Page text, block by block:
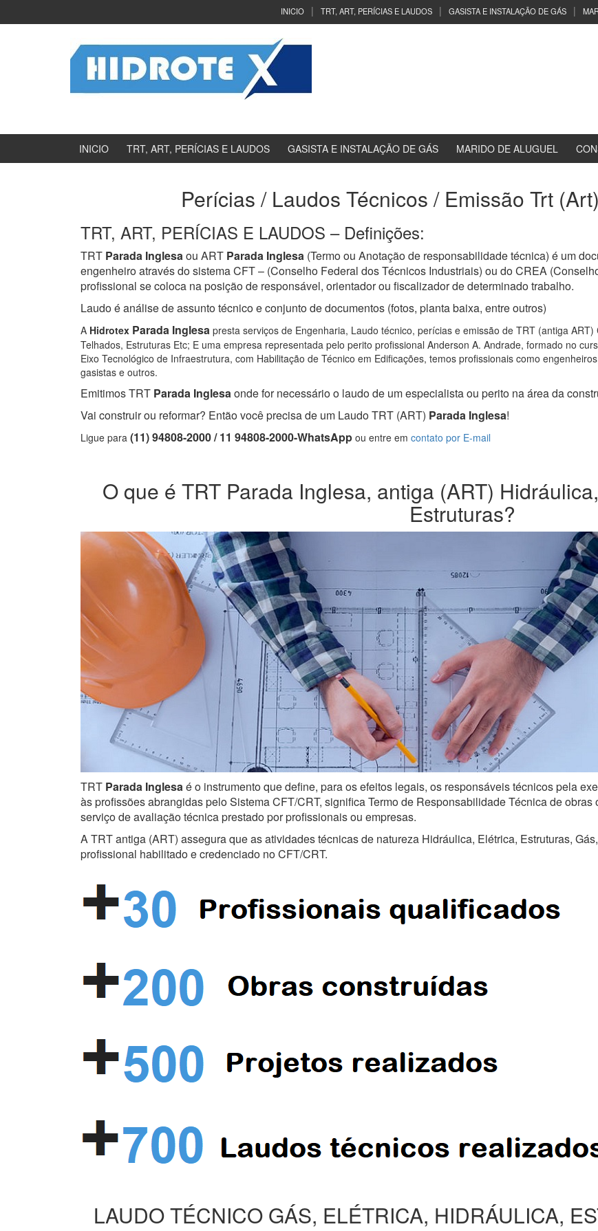
INICIO TRT, ART, PERÍCIAS E LAUDOS GASISTA E INSTALAÇÃO DE GÁS
INICIO TRT, ART, PERÍCIAS E LAUDOS GASISTA E INSTALAÇÃO DE GÁS MARIDO DE ALUGUEL
Perícias / Laudos Técnicos / Emissão Trt
TRT, ART, PERÍCIAS E LAUDOS – Definições:
TRT Parada Inglesaou ART Parada Inglesa (Termo ou Anotação de responsabilidade técnica) é um
engenheiro através do sistema CFT – (Conselho Federal dos Técnicos Industriais) ou do CREA
profissional se coloca na posição de responsável, orientador ou fiscalizador de determinado trabalho.
Laudo é análise de assunto técnico e conjunto de documentos (fotos, planta baixa, entre outros)
A Hidrotex Parada Inglesa presta serviços de Engenharia, Laudo técnico, perícias e emissão de TRT (antiga
Telhados, Estruturas Etc; E uma empresa representada pelo perito profissional Anderson A. Andrade, formado no
Eixo Tecnológico de Infraestrutura, com Habilitação de Técnico em Edificações, temos profissionais como
gasistas e outros.
Emitimos TRT Parada Inglesaonde for necessário o laudo de um especialista ou perito na área da
Vai construir ou reformar? Então você precisa de um Laudo TRT (ART) Parada Inglesa!
Ligue para (11) 94808-2000 / 11 94808-2000-WhatsApp ou entre em contato por E-mail
O que é TRT Parada Inglesa, antiga (ART)
Estruturas?
TRT Parada Inglesaé o instrumento que define, para os efeitos legais, os responsáveis técnicos pela
às profissões abrangidas pelo Sistema CFT/CRT, significa Termo de Responsabilidade Técnica de
serviço de avaliação técnica prestado por profissionais ou empresas.
A TRT antiga (ART) assegura que as atividades técnicas de natureza Hidráulica, Elétrica, Estruturas,
profissional habilitado e credenciado no CFT/CRT.
LAUDO TÉCNICO GÁS, ELÉTRICA, HIDRÁULICA,